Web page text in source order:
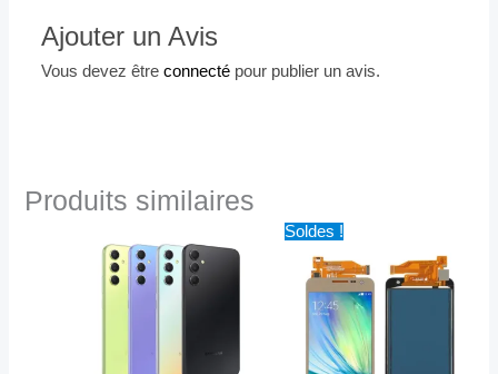
Ajouter un Avis
Vous devez êtreconnecté pour publier un avis.
Produits similaires
produit
a
Les
Soldes !
initial
était :
34,90 €.
actuel
est :